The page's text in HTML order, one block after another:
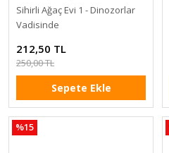
Sihirli Ağaç Evi 1 - Dinozorlar
Vadisinde
212,50 TL
250,00 TL
Sepete Ekle
%15